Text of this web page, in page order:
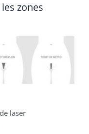
zones
laser